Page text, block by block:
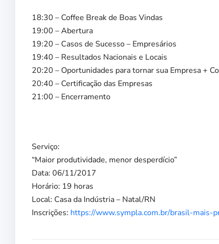
18:30 – Coffee Break de Boas Vindas
19:00 – Abertura
19:20 – Casos de Sucesso – Empresários
19:40 – Resultados Nacionais e Locais
20:20 – Oportunidades para tornar sua Empresa +
20:40 – Certificação das Empresas
21:00 – Encerramento
Serviço:
“Maior produtividade, menor desperdício”
Data: 06/11/2017
Horário: 19 horas
Local: Casa da Indústria – Natal/RN
Inscrições: https://www.sympla.com.br/brasil-mais-